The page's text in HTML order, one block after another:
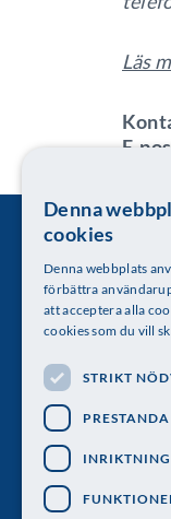
Läs
E-
Kungl.
Besöksadress:
Telefon: 08-673 95
Denna
cookies
Denna webbplats
förbättra
att acceptera alla
cookies som du vill
STRIKT
PRESTANDA
INRIKTNING